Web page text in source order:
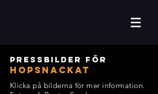
pressbilder för
Hopsnackat
Klicka på bilderna för mer information.